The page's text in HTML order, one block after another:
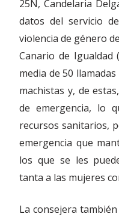
25N, Candelaria
datos del servicio
violencia de género
Canario de Igualdad
media de 50
machistas y, de
de emergencia, lo
recursos sanitarios,
emergencia que
los que se les
tanta a las mujeres
La consejera